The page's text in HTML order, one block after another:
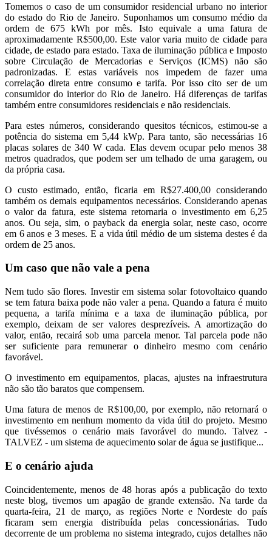
Tomemos o caso de um consumidor residencial urbano no interior
do estado do Rio de Janeiro. Suponhamos um consumo médio da
ordem de 675 kWh por mês. Isto equivale a uma fatura de
aproximadamente R$500,00. Este valor varia muito de cidade para
cidade, de estado para estado. Taxa de iluminação pública e Imposto
sobre Circulação de Mercadorias e Serviços (ICMS) não são
padronizadas. E estas variáveis nos impedem de fazer uma
correlação direta entre consumo e tarifa. Por isso cito ser de um
consumidor do interior do Rio de Janeiro. Há diferenças de tarifas
também entre consumidores residenciais e não residenciais.
Para estes números, considerando quesitos técnicos, estimou-se a
potência do sistema em 5,44 kWp. Para tanto, são necessárias 16
placas solares de 340 W cada. Elas devem ocupar pelo menos 38
metros quadrados, que podem ser um telhado de uma garagem, ou
da própria casa.
O custo estimado, então, ficaria em R$27.400,00 considerando
também os demais equipamentos necessários. Considerando apenas
o valor da fatura, este sistema retornaria o investimento em 6,25
anos. Ou seja, sim, o payback da energia solar, neste caso, ocorre
em 6 anos e 3 meses. E a vida útil médio de um sistema destes é da
ordem de 25 anos.
Um caso que não vale a pena
Nem tudo são flores. Investir em sistema solar fotovoltaico quando
se tem fatura baixa pode não valer a pena. Quando a fatura é muito
pequena, a tarifa mínima e a taxa de iluminação pública, por
exemplo, deixam de ser valores desprezíveis. A amortização do
valor, então, recairá sob uma parcela menor. Tal parcela pode não
ser suficiente para remunerar o dinheiro mesmo com cenário
favorável.
O investimento em equipamentos, placas, ajustes na infraestrutura
não são tão baratos que compensem.
Uma fatura de menos de R$100,00, por exemplo, não retornará o
investimento em nenhum momento da vida útil do projeto. Mesmo
que tivéssemos o cenário mais favorável do mundo. Talvez -
TALVEZ - um sistema de aquecimento solar de água se justifique...
E o cenário ajuda
Coincidentemente, menos de 48 horas após a publicação do texto
neste blog, tivemos um apagão de grande extensão. Na tarde da
quarta-feira, 21 de março, as regiões Norte e Nordeste do país
ficaram sem energia distribuída pelas concessionárias. Tudo
decorrente de um problema no sistema integrado, cujos detalhes não